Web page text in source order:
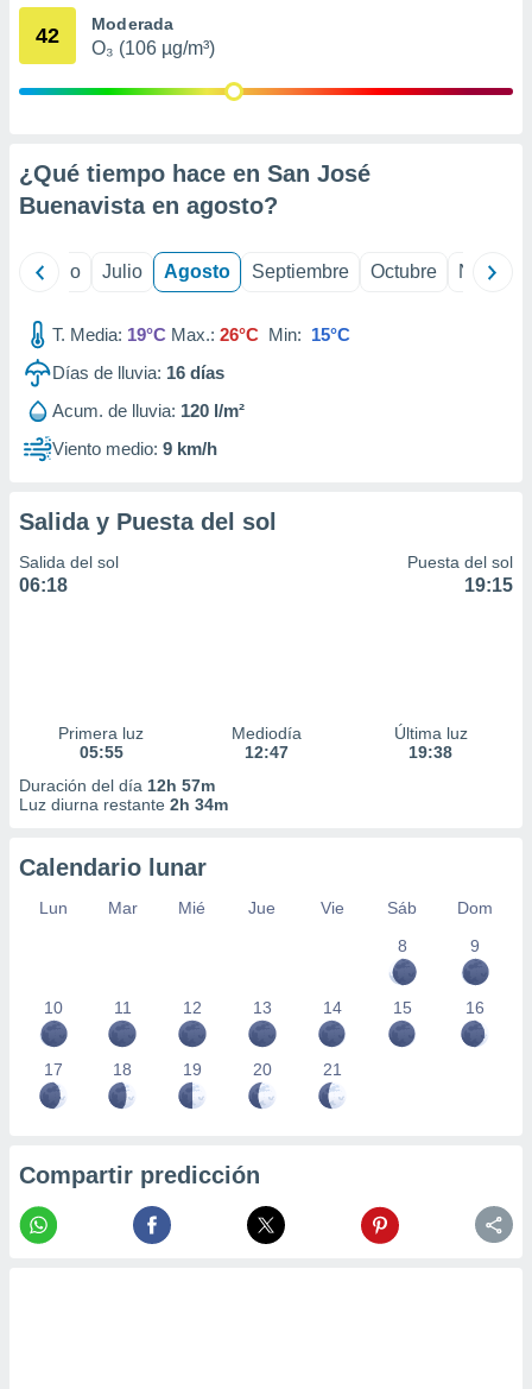
e
publicidad
1199
42 Moderada
O₃ (106 µg/m³)
¿Qué tiempo hace en San José
Buenavista en agosto?
Junio Julio Agosto Septiembre Octubre
T. Media: 19°C Max.: 26°C Min: 15°C
Días de lluvia: 16 días
Acum. de lluvia: 120 l/m²
Viento medio: 9 km/h
Salida y Puesta del sol
Salida del sol
06:18
Puesta del sol
19:15
Primera luz
05:55
Mediodía
12:47
Última luz
19:38
Duración del día 12h 57m
Luz diurna restante 2h 34m
Calendario lunar
Lun Mar Mié Jue Vie Sáb
Dom
8
9
10 11 12 13 14 15 16
17 18 19 20 21
Compartir predicción